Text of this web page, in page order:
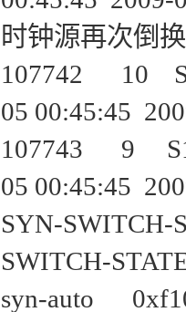
时钟源再次倒
107742 10
05 00:45:45
107743 9
05 00:45:45
SYN-SWITCH-
SWITCH-
syn-auto